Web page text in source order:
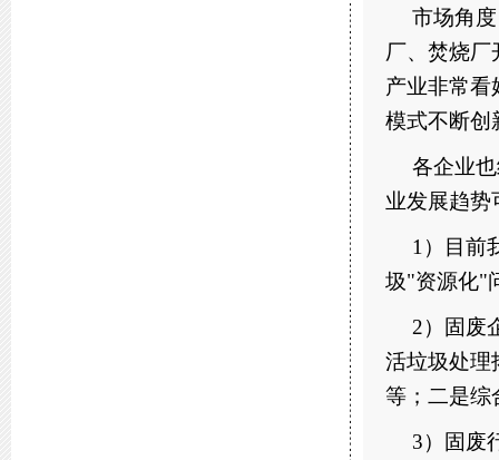
市场角
厂、焚烧
产业非常看
模式不断创
各企业
业发展趋势
1）目前
圾"资源化"
2）固废
活垃圾处理
等；二是综
3）固废